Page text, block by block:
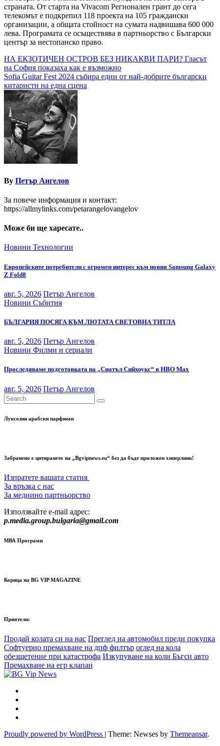
страната. От старта на Vivacom Регионален грант до сега
телекомът е подкрепил 118 проекта на 105 граждански
организации, а общата стойност на сумата надвишава 600 000
лева. Програмата се осъществява в партньорство с Български
център за нестопанско право.
Навигация
НА ЕКЗОТИЧЕН ОСТРОВ БЕЗ НИКАКВИ ПАРИ? Гласът
на София показаха как е възможно
Sofia Guitar Fest 2024 събира едни от най-добрите български
китаристи на една сцена
By Петър Ангелов
За повече информация и контакт:
https://allmylinks.com/petarangelovangelov
Може би ще харесате..
Новини Технологии
Европейските потребители с огромен интерес към новия Samsung Galaxy
Z Fold8
авг. 5, 2026 Петър Ангелов
Новини Събития
БЪЛГАРИЯ ПОСЯГА КЪМ ЛЮТАТА СВЕТОВНА ТИТЛА
авг. 5, 2026 Петър Ангелов
Новини Филми и сериали
Проследяваме подготовката на „Сиатъл Сийхоукс“ в HBO Max
авг. 5, 2026 Петър Ангелов
Луксозни арабски парфюми
Забранено е цитирането на „Bgvipnews.eu“ без да бъде приложен хиперлинк!
Изпратете вашата статия
За връзка с нас
За медиино партньорство
Използвайте e-mail адрес:
p.media.group.bulgaria@gmail.com
МВА Програми
Корица на BG VIP MAGAZINE
Приятели:
Продай колата си на нас Преглед на автомобил преди покупка
Софтуерно премахване на дпф филтър оглед на кола
обезщетение при катастрофа Изкупуване на коли Бъгси авто
Премахване на егр клапан
Proudly powered by WordPress | Theme: Newses by Themeansar.